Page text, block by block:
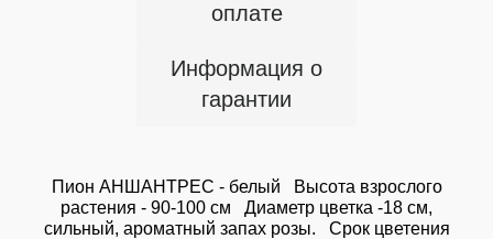
оплате
Информация о
гарантии
Пион АНШАНТРЕС - белый Высота взрослого
растения - 90-100 см Диаметр цветка -18 см,
сильный, ароматный запах розы. Срок цветения